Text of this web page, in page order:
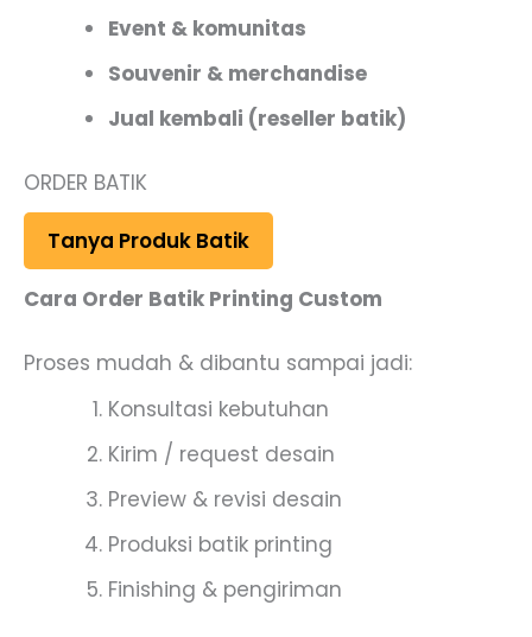
Event & komunitas
Souvenir & merchandise
Jual kembali (reseller batik)
ORDER BATIK
Tanya Produk Batik
Cara Order Batik Printing Custom
Proses mudah & dibantu sampai jadi:
Konsultasi kebutuhan
Kirim / request desain
Preview & revisi desain
Produksi batik printing
Finishing & pengiriman